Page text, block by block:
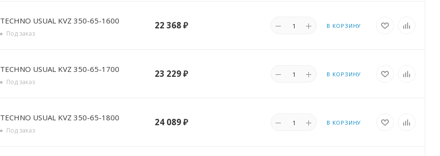
TECHNO USUAL KVZ 350-65-1600
Под заказ
22 368₽ В КОРЗИНУ
TECHNO USUAL KVZ 350-65-1700
Под заказ
23 229₽ В КОРЗИНУ
TECHNO USUAL KVZ 350-65-1800
Под заказ
24 089₽ В КОРЗИНУ